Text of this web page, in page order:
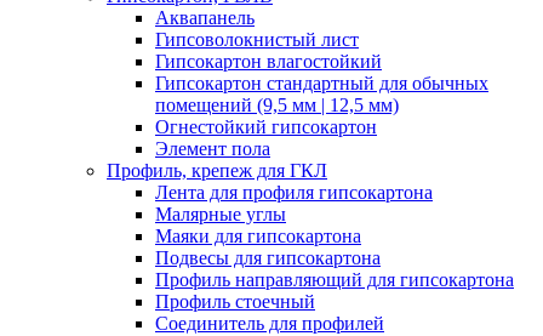
Аквапанель
Гипсоволокнистый лист
Гипсокартон влагостойкий
Гипсокартон стандартный для обычных
помещений (9,5 мм | 12,5 мм)
Огнестойкий гипсокартон
Элемент пола
Профиль, крепеж для ГКЛ
Лента для профиля гипсокартона
Малярные углы
Маяки для гипсокартона
Подвесы для гипсокартона
Профиль направляющий для гипсокартона
Профиль стоечный
Соединитель для профилей